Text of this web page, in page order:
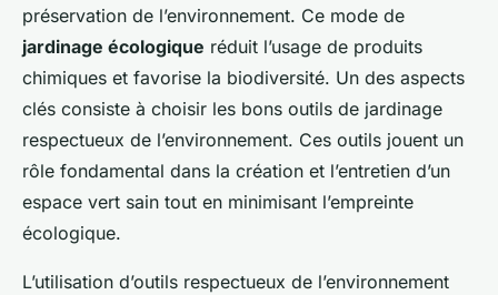
préservation de l’environnement. Ce mode de
jardinage écologique réduit l’usage de produits
chimiques et favorise la biodiversité. Un des aspects
clés consiste à choisir les bons outils de jardinage
respectueux de l’environnement. Ces outils jouent un
rôle fondamental dans la création et l’entretien d’un
espace vert sain tout en minimisant l’empreinte
écologique.
L’utilisation d’outils respectueux de l’environnement